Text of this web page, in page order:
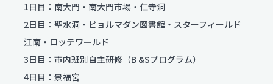
1日目：南大門・南大門市場・仁寺洞
2日目：聖水洞・ピョルマダン図書館・スターフィールド
江南・ロッテワールド
3日目：市内班別自主研修（B &Sプログラム）
4日目：景福宮